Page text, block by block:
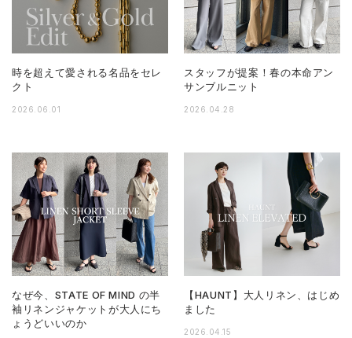
時を超えて愛される名品をセレ
クト
2026.06.01
スタッフが提案！春の本命アン
サンブルニット
2026.04.28
なぜ今、STATE OF MIND の半
袖リネンジャケットが大人にち
ょうどいいのか
【HAUNT】大人リネン、はじめ
ました
2026.04.15